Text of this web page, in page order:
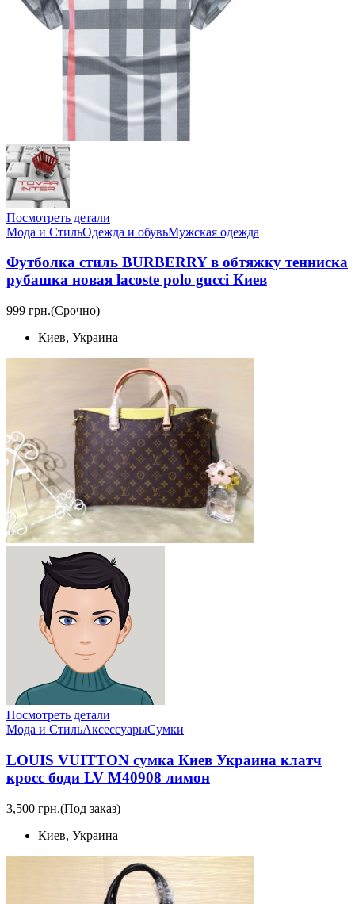
Посмотреть детали
Мода и СтильОдежда и обувьМужская одежда
Футболка стиль BURBERRY в обтяжку тенниска
рубашка новая lacoste polo gucci Киев
999 грн.(Срочно)
Киев, Украина
Посмотреть детали
Мода и СтильАксессуарыСумки
LOUIS VUITTON сумка Киев Украина клатч
кросс боди LV M40908 лимон
3,500 грн.(Под заказ)
Киев, Украина